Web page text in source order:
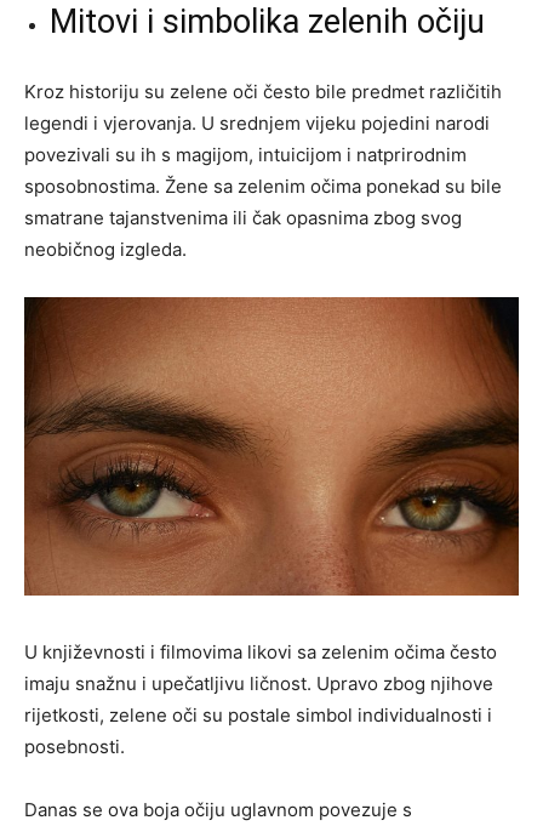
Mitovi i simbolika zelenih očiju
Kroz historiju su zelene oči često bile predmet različitih
legendi i vjerovanja. U srednjem vijeku pojedini narodi
povezivali su ih s magijom, intuicijom i natprirodnim
sposobnostima. Žene sa zelenim očima ponekad su bile
smatrane tajanstvenima ili čak opasnima zbog svog
neobičnog izgleda.
U književnosti i filmovima likovi sa zelenim očima često
imaju snažnu i upečatljivu ličnost. Upravo zbog njihove
rijetkosti, zelene oči su postale simbol individualnosti i
posebnosti.
Danas se ova boja očiju uglavnom povezuje s